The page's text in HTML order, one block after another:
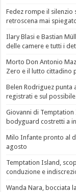
Fedez rompe il silenzio
retroscena mai
Ilary Blasi e Bastian
delle camere e tutti i
Morto Don Antonio
Zero e il lutto cittadino
Belen Rodriguez punta
registrati e sul
Giovanni di
bodyguard costretti a
Milo Infante pronto al
agosto
Temptation Island,
conduzione e
Wanda Nara, bocciata